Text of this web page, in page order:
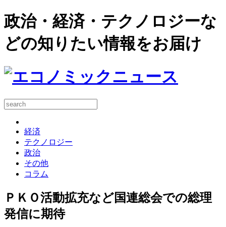
政治・経済・テクノロジーな
どの知りたい情報をお届け
経済
テクノロジー
政治
その他
コラム
ＰＫＯ活動拡充など国連総会での総理
発信に期待